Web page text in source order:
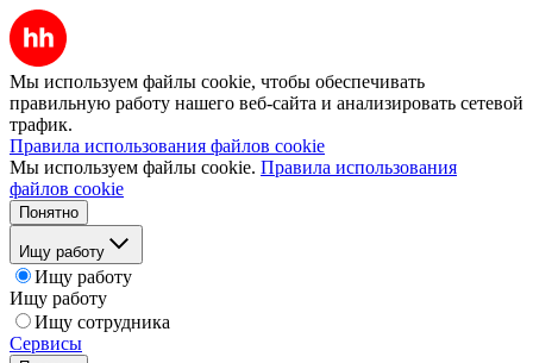
Мы используем файлы cookie, чтобы обеспечивать
правильную работу нашего веб-сайта и анализировать сетевой
трафик.
Правила использования файлов cookie
Мы используем файлы cookie. Правила использования
файлов cookie
Понятно
Ищу работу
Ищу работу
Ищу работу
Ищу сотрудника
Сервисы